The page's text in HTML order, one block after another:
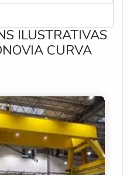
ILUSTRATIVAS
CURVA